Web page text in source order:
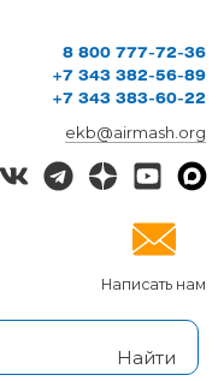
Написать нам
8 800 777-72-36
+7 343 382-56-89
+7 343 383-60-22
ekb@airmash.org